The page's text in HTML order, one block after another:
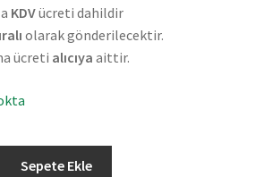
KDVücreti dahildir
olarak gönderilecektir.
ücreti alıcıya aittir.
Sepete Ekle